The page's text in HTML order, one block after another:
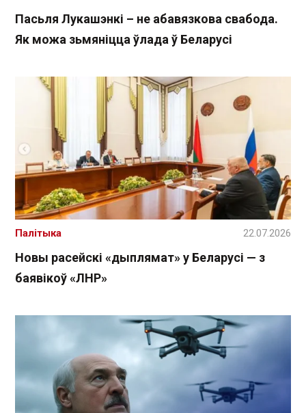
Пасьля Лукашэнкі – не абавязкова свабода.
Як можа зьмяніцца ўлада ў Беларусі
Новы расейскі «дыплямат» у Беларусі — з
баявікоў «ЛНР»
Палітыка 22.07.2026